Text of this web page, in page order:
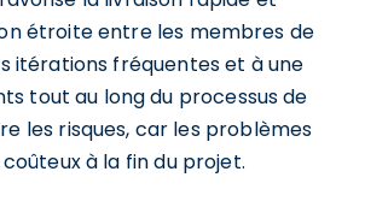
étroite entre les membres de
itérations fréquentes et à une
tout au long du processus de
les risques, car les problèmes
à la fin du projet.